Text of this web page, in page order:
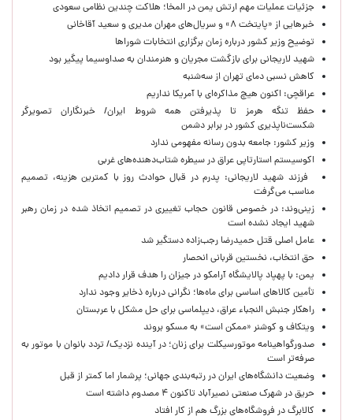
جزئیات عملیات مهم ارتش یمن در المخا؛ هلاکت چندین نظامی سعودی
خبرهایی از «پایتخت ۸» و سریال‌های مهران مدیری و سعید آقاخانی
توضیح وزیر کشور درباره زمان برگزاری انتخابات شوراها
شهید لاریجانی برای بازگشت مجریان و هنرمندان به صداوسیما پیگیر بود
کاهش نسبی دمای تهران از سه‌شنبه
عراقچی: اکنون هیچ مذاکره‌ای با آمریکا نداریم
حفظ تنگه هرمز تا پذیرفتن همه شروط ایران/ خبرنگاران تصویرگر
شکست‌ناپذیری کشور در برابر دشمن
وزیر کشور: جامعه بدون رسانه مفهومی ندارد
اکوسیستم استارتاپی عراق در سیطره شتاب‌دهنده‌‌های غربی
فرزند شهید لاریجانی: پدرم در قبال حوادث روز با کمترین هزینه، تصمیم
مناسب می‌گرفت
زینی‌وند: در خصوص قانون حجاب تغییری در تصمیم اتخاذ شده در زمان رهبر
شهید ایجاد نشده است
عامل اصلی قتل حمیدرضا رجب‌زاده دستگیر شد
حق انتخاب، نخستین قربانی انحصار
یمن: با پهپاد پالایشگاه آرامکو در جیزان را هدف قرار دادیم
تأمین کالاهای اساسی برای ماه‌ها؛ نگرانی درباره ذخایر وجود ندارد
راهکار جنبش النجباء عراق، دیپلماسی برای حل مشکل با عربستان
ویتکاف و کوشنر «ممکن است» به مسکو بروند
صدورگواهینامه موتورسیکلت برای زنان؛ در آینده نزدیک/ تردد بانوان با موتور به‌
صرفه‌تر است
وضعیت دانشگاه‌های ایران در رتبه‌بندی جهانی؛ پرشمار اما کمتر از قبل
حریق در شهرک صنعتی نصیرآباد تاکنون ۴ مصدوم داشته است
کالابرگ در فروشگاه‌های بزرگ هم از کار افتاد